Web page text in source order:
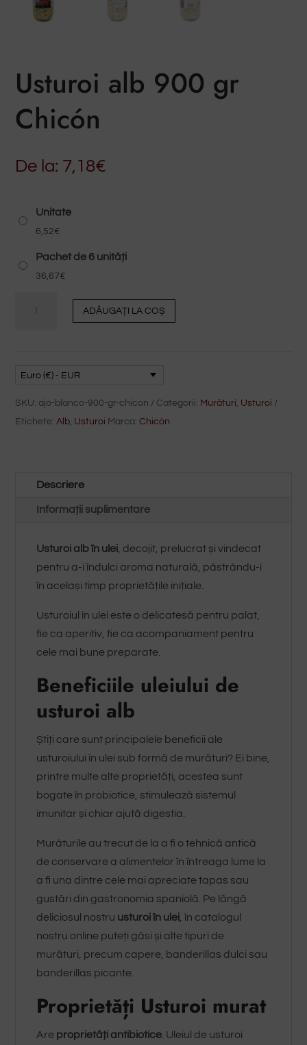
Usturoi alb 900 gr
Chicón
De la: 7,18€
Unitate
6,52€
Pachet de 6 unități
36,67€
Chicón
ADĂUGAȚI LA COȘ
Euro (€) - EUR
SKU: ajo-blanco-900-gr-chicon Categorii: Murături, Usturoi
Etichete:Alb, Usturoi Marca:Chicón
Descriere
Informații suplimentare
Usturoi alb în ulei , decojit, prelucrat și vindecat
pentru a-i îndulci aroma naturală, păstrându-i
în același timp proprietățile inițiale.
Usturoiul în ulei este o delicatesă pentru palat,
fie ca aperitiv, fie ca acompaniament pentru
cele mai bune preparate.
Beneficiile uleiului de
usturoi alb
Știți care sunt principalele beneficii ale
usturoiului în ulei sub formă de murături? Ei bine,
printre multe alte proprietăți, acestea sunt
bogate în probiotice, stimulează sistemul
imunitar și chiar ajută digestia.
Murăturile au trecut de la a fi o tehnică antică
de conservare a alimentelor în întreaga lume la
a fi una dintre cele mai apreciate tapas sau
gustări din gastronomia spaniolă. Pe lângă
deliciosul nostru usturoi în ulei , în catalogul
nostru online puteți găsi și alte tipuri de
murături, precum capere, banderillas dulci sau
banderillas picante.
Proprietăți Usturoi murat
Are proprietăți antibiotice . Uleiul de usturoi